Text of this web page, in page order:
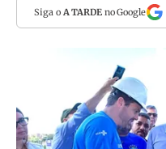
Siga o A TARDEno Google